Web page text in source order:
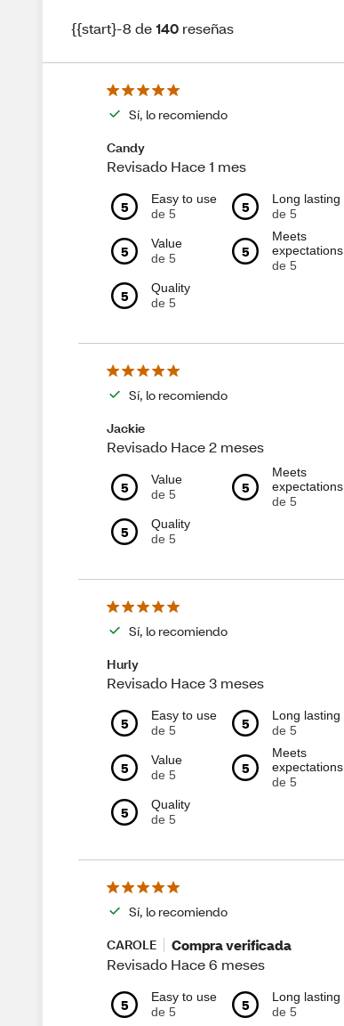
{{start}-8 de140 reseñas
Sí, lo recomiendo
Candy
Revisado Hace 1 mes
5
Easy to use
de 5
5
Long lasting
de 5
5
Value
de 5
5
Meets
expectations
de 5
5
Quality
de 5
Sí, lo recomiendo
Jackie
Revisado Hace 2 meses
5
Value
de 5
5
Meets
expectations
de 5
5
Quality
de 5
Sí, lo recomiendo
Hurly
Revisado Hace 3 meses
5
Easy to use
de 5
5
Long lasting
de 5
5
Value
de 5
5
Meets
expectations
de 5
5
Quality
de 5
Sí, lo recomiendo
CAROLE
Compra verificada
Revisado Hace 6 meses
5
Easy to use
de 5
5
Long lasting
de 5